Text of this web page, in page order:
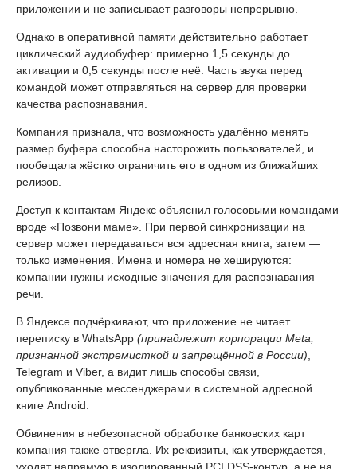
приложении и не записывает разговоры непрерывно.
Однако в оперативной памяти действительно работает
циклический аудиобуфер: примерно 1,5 секунды до
активации и 0,5 секунды после неё. Часть звука перед
командой может отправляться на сервер для проверки
качества распознавания.
Компания признала, что возможность удалённо менять
размер буфера способна насторожить пользователей, и
пообещала жёстко ограничить его в одном из ближайших
релизов.
Доступ к контактам Яндекс объяснил голосовыми командами
вроде «Позвони маме». При первой синхронизации на
сервер может передаваться вся адресная книга, затем —
только изменения. Имена и номера не хешируются:
компании нужны исходные значения для распознавания
речи.
В Яндексе подчёркивают, что приложение не читает
переписку в WhatsApp (принадлежит корпорации Meta,
признанной экстремисткой и запрещённой в России)
Telegram и Viber, а видит лишь способы связи,
опубликованные мессенджерами в системной адресной
книге Android.
Обвинения в небезопасной обработке банковских карт
компания также отвергла. Их реквизиты, как утверждается,
уходят напрямую в изолированный PCI DSS-контур, а не на